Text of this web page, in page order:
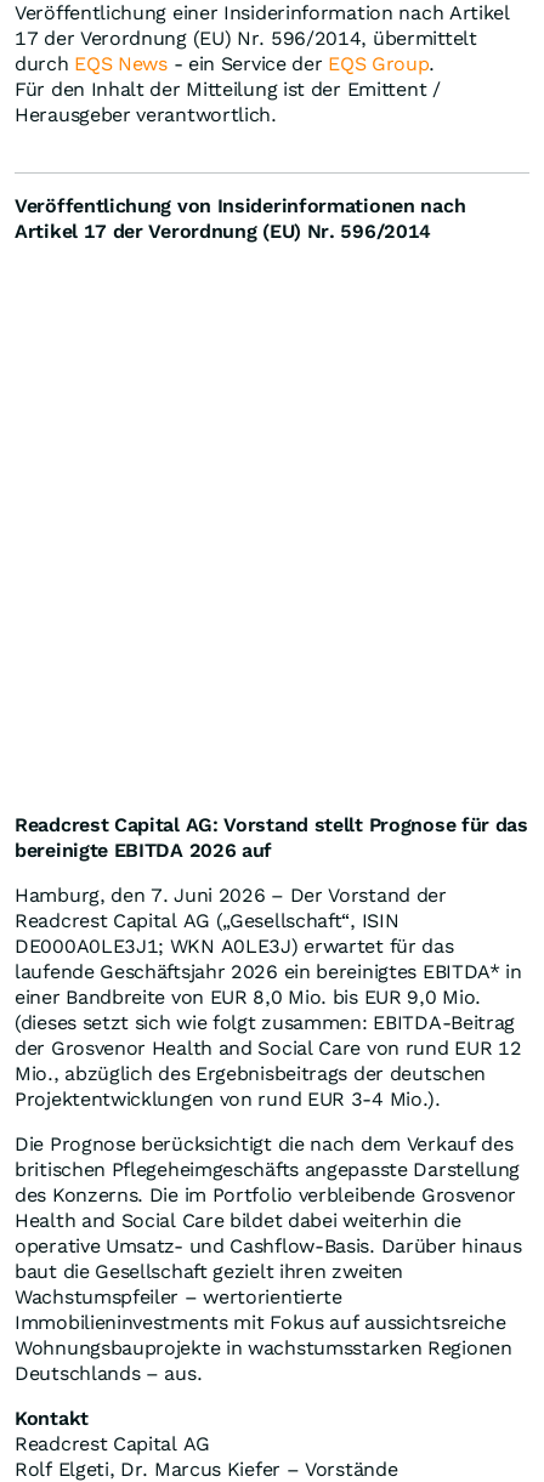
Veröffentlichung einer Insiderinformation nach Artikel
17 der Verordnung (EU) Nr. 596/2014, übermittelt
durch EQS News- ein Service der EQS Group.
Für den Inhalt der Mitteilung ist der Emittent /
Herausgeber verantwortlich.
Veröffentlichung von Insiderinformationen nach
Artikel 17 der Verordnung (EU) Nr. 596/2014
Readcrest Capital AG: Vorstand stellt Prognose für das
bereinigte EBITDA 2026 auf
Hamburg, den 7. Juni 2026 – Der Vorstand der
Readcrest Capital AG („Gesellschaft“, ISIN
DE000A0LE3J1; WKN A0LE3J) erwartet für das
laufende Geschäftsjahr 2026 ein bereinigtes EBITDA* in
einer Bandbreite von EUR 8,0 Mio. bis EUR 9,0 Mio.
(dieses setzt sich wie folgt zusammen: EBITDA-Beitrag
der Grosvenor Health and Social Care von rund EUR 12
Mio., abzüglich des Ergebnisbeitrags der deutschen
Projektentwicklungen von rund EUR 3-4 Mio.).
Die Prognose berücksichtigt die nach dem Verkauf des
britischen Pflegeheimgeschäfts angepasste Darstellung
des Konzerns. Die im Portfolio verbleibende Grosvenor
Health and Social Care bildet dabei weiterhin die
operative Umsatz- und Cashflow-Basis. Darüber hinaus
baut die Gesellschaft gezielt ihren zweiten
Wachstumspfeiler – wertorientierte
Immobilieninvestments mit Fokus auf aussichtsreiche
Wohnungsbauprojekte in wachstumsstarken Regionen
Deutschlands – aus.
Kontakt
Readcrest Capital AG
Rolf Elgeti, Dr. Marcus Kiefer – Vorstände